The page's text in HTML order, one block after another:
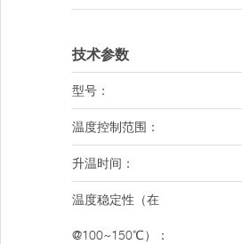
技术参数
型号：
温度控制范围：
升温时间：
温度稳定性（在
@100~150℃）：